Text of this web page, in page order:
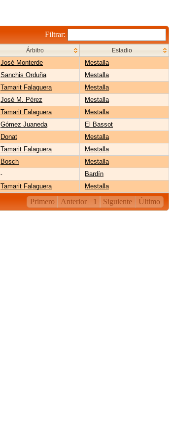
Filtrar:
Árbitro Estadio
José Monterde Mestalla
Sanchis Orduña Mestalla
Tamarit Falaguera Mestalla
José M. Pérez Mestalla
Tamarit Falaguera Mestalla
Gómez Juaneda El Bassot
Donat Mestalla
Tamarit Falaguera Mestalla
Bosch Mestalla
- Bardín
Tamarit Falaguera Mestalla
Primero Anterior 1 Siguiente Último